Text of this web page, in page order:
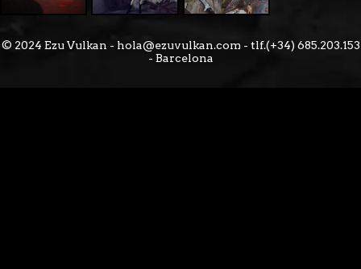
© 2024 Ezu Vulkan - hola@ezuvulkan.com - tlf.(+34) 685.203.153
- Barcelona